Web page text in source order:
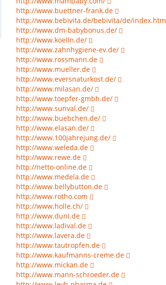
http://www.buettner-frank.de
http://www.bebivita.de/bebivita/de/index.htm
http://www.dm-babybonus.de/
http://www.koelln.de/
http://www.zahnhygiene-ev.de/
http://www.rossmann.de
http://www.mueller.de
http://www.eversnaturkost.de/
http://www.milasan.de/
http://www.toepfer-gmbh.de/
http://www.sunval.de/
http://www.buebchen.de/
http://www.elasan.de/
http://www.100jahrejung.de/
http://www.weleda.de
http://www.rewe.de
http://netto-online.de
http://www.medela.de
http://www.bellybutton.de
http://www.rotho.com
http://www.holle.ch/
http://www.duni.de
http://www.ladival.de
http://www.lavera.de
http://www.tautropfen.de
http://www.kaufmanns-creme.de
http://www.mickan.de
http://www.mann-schroeder.de